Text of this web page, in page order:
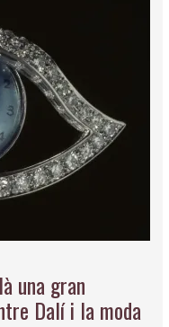
una gran
Dalí i la moda